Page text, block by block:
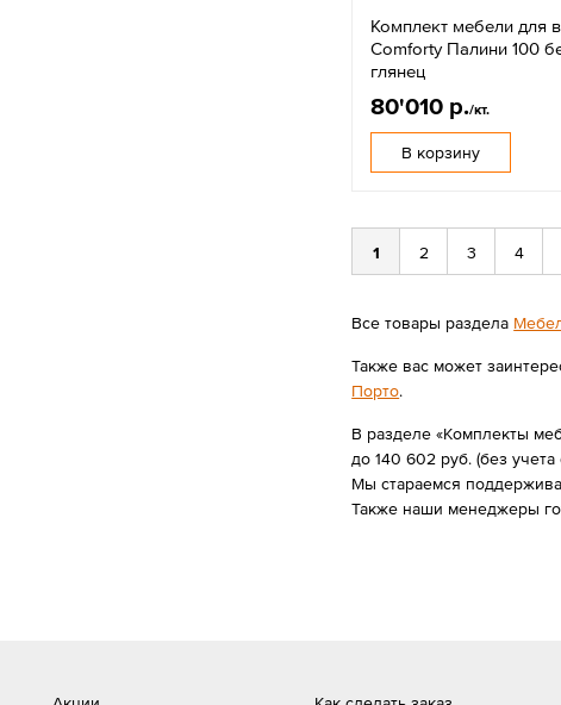
Комплект мебели для
Comforty Палини 100
глянец
80'010 р./кт.
В корзину
1 2 3 4
Все товары раздела
Также вас может
Порто.
В разделе «Комплекты
до 140 602 руб. (без учета
Мы стараемся
Также наши менеджеры